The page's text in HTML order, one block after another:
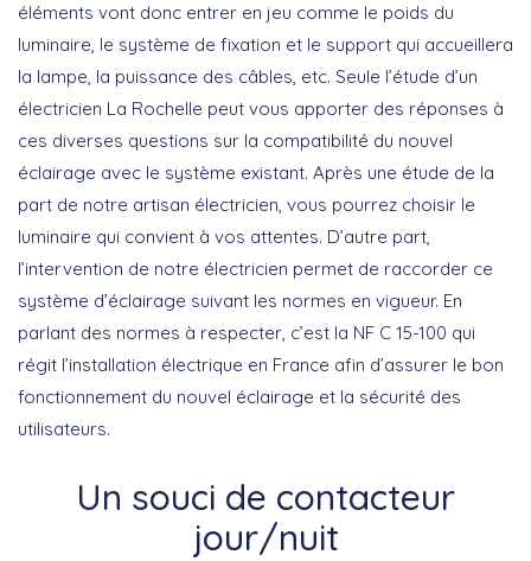
éléments vont donc entrer en jeu comme le poids du
luminaire, le système de fixation et le support qui accueillera
la lampe, la puissance des câbles, etc. Seule l’étude d’un
électricien La Rochelle peut vous apporter des réponses à
ces diverses questions sur la compatibilité du nouvel
éclairage avec le système existant. Après une étude de la
part de notre artisan électricien, vous pourrez choisir le
luminaire qui convient à vos attentes. D’autre part,
l’intervention de notre électricien permet de raccorder ce
système d’éclairage suivant les normes en vigueur. En
parlant des normes à respecter, c’est la NF C 15-100 qui
régit l’installation électrique en France afin d’assurer le bon
fonctionnement du nouvel éclairage et la sécurité des
utilisateurs.
Un souci de contacteur
jour/nuit